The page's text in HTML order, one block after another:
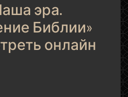
эра.
Библии»
онлайн